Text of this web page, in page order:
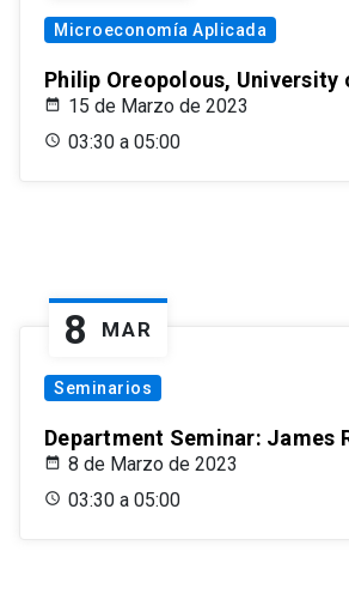
Microeconomía Aplicada
Philip Oreopolous, University
15 de Marzo de 2023
03:30 a 05:00
8 MAR
Seminarios
Department Seminar: James
8 de Marzo de 2023
03:30 a 05:00